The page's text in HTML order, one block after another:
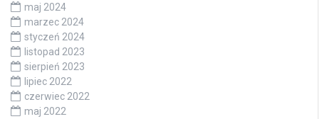
maj 2024
marzec 2024
styczeń 2024
listopad 2023
sierpień 2023
lipiec 2022
czerwiec 2022
maj 2022